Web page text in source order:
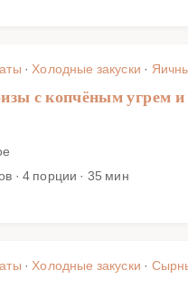
·Холодные закуски ·
с копчёным угрем
· 4 порции · 35 мин
·Холодные закуски ·